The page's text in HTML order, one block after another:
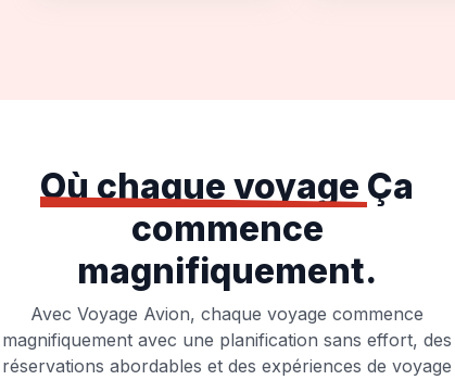
Où chaque voyage Ça
commence
magnifiquement.
Avec Voyage Avion, chaque voyage commence
magnifiquement avec une planification sans effort, des
réservations abordables et des expériences de voyage